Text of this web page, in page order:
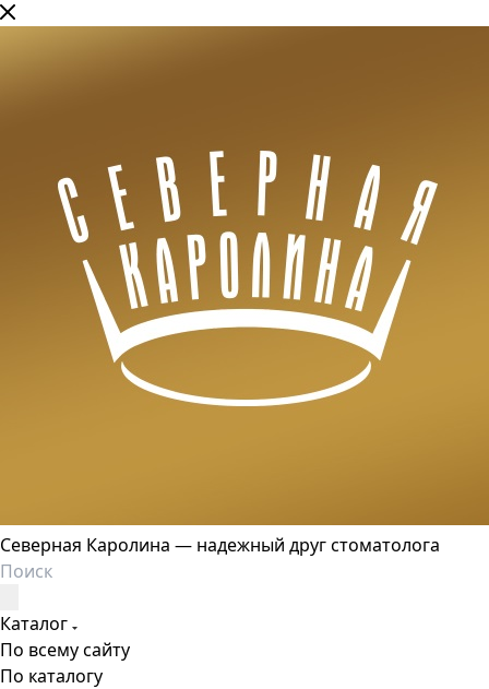
Северная Каролина — надежный друг стоматолога
Каталог
По всему сайту
По каталогу